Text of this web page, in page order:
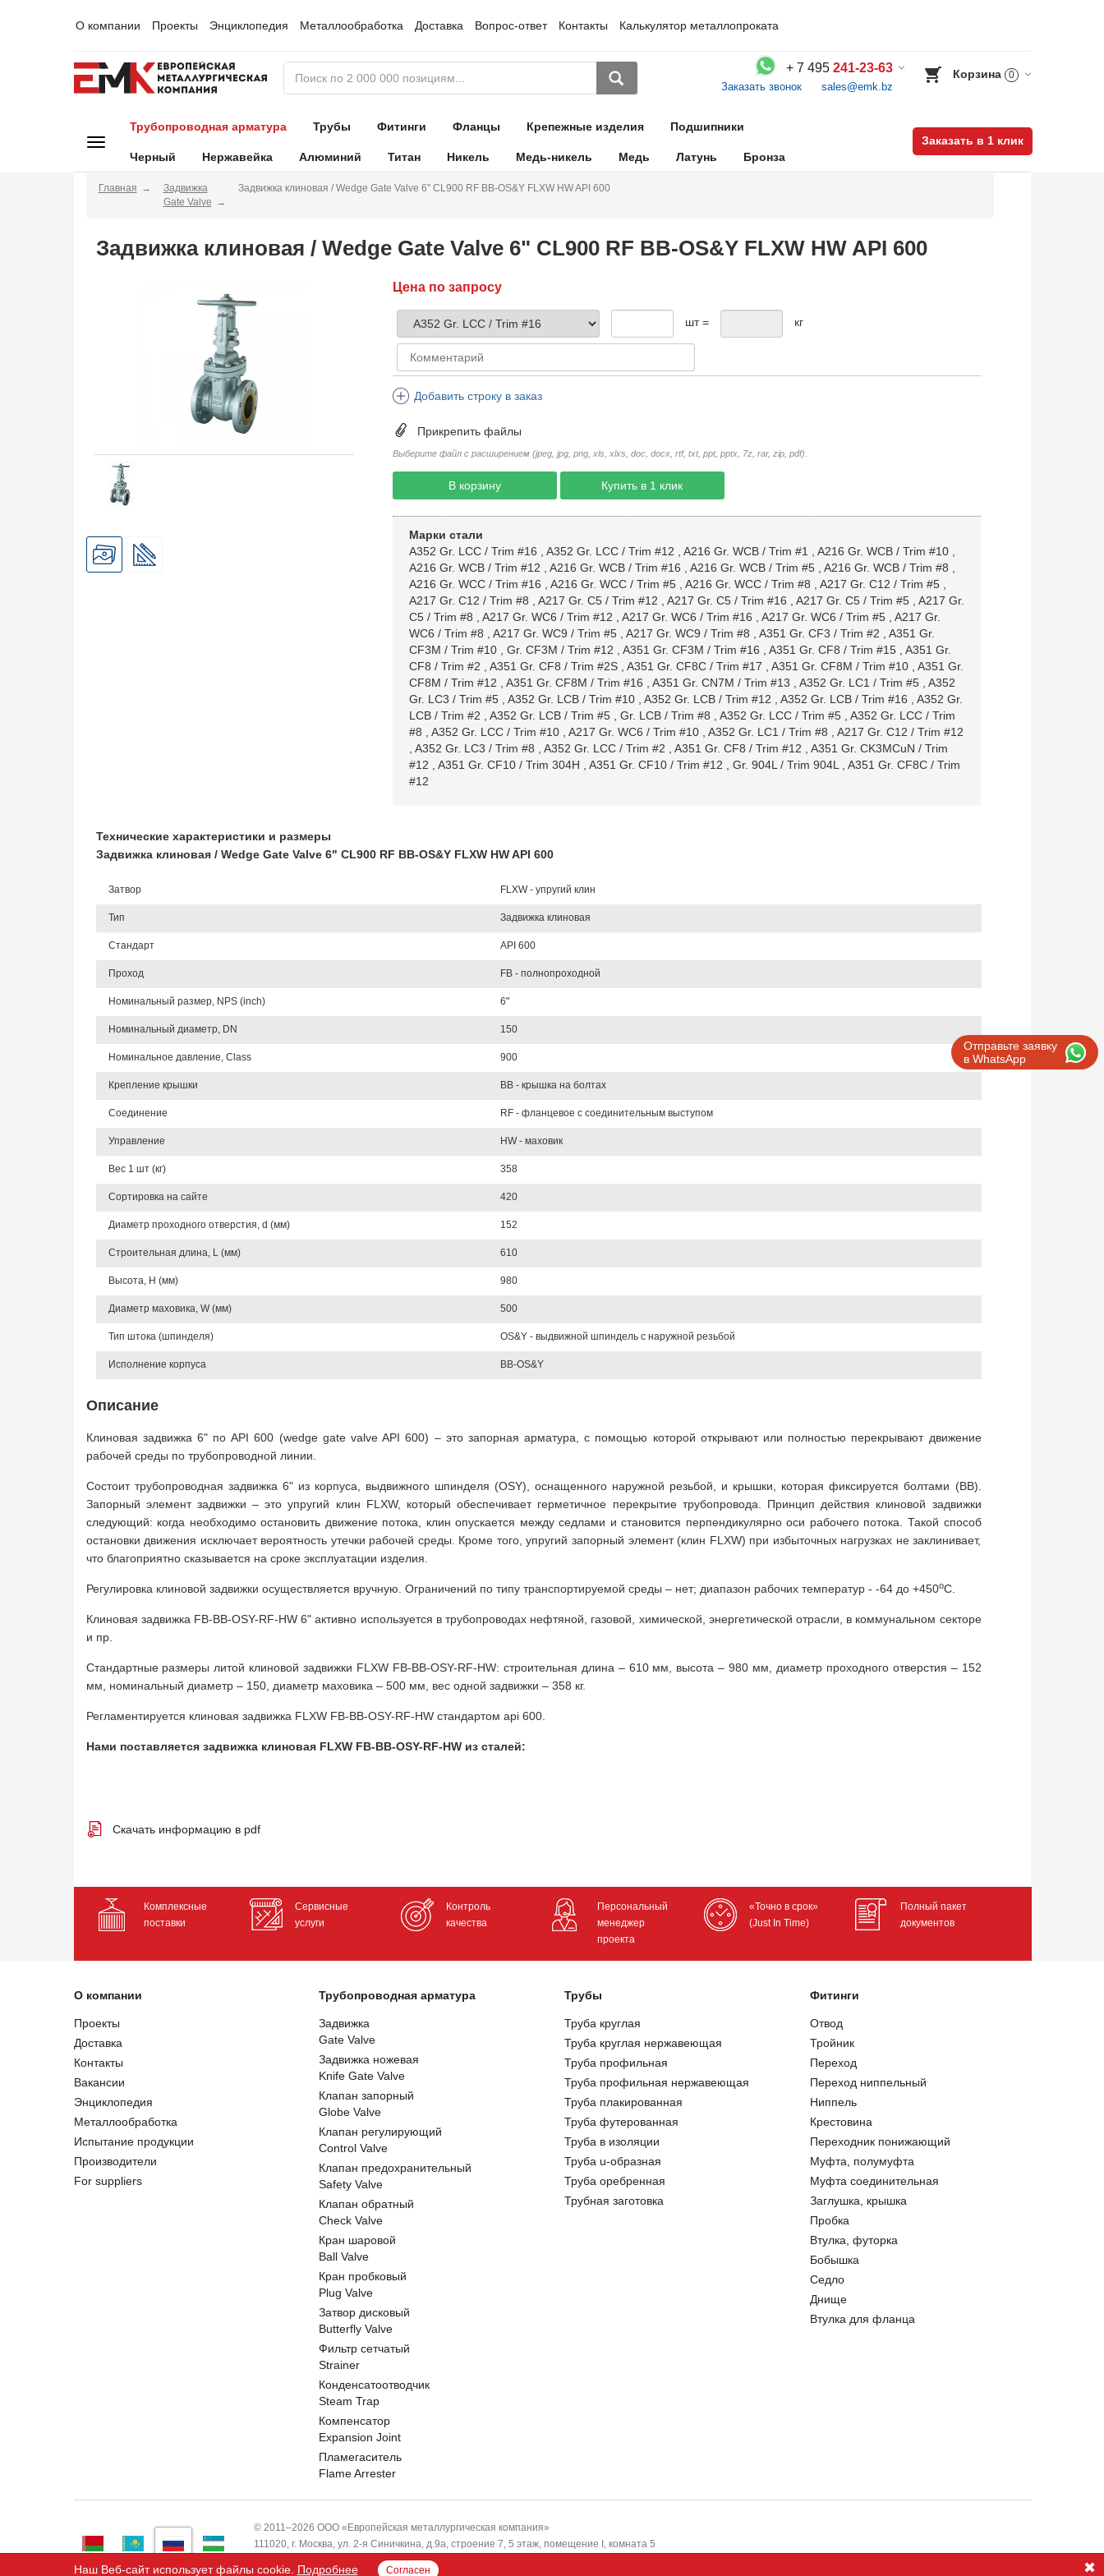
О компании Проекты Энциклопедия Металлообработка Доставка Вопрос-ответ Контакты Калькулятор металлопроката
+ 7 495 241-23-63
Заказать звонок sales@emk.bz
Корзина 0
Трубопроводная арматура Трубы Фитинги Фланцы Крепежные изделия Подшипники
Черный Нержавейка Алюминий Титан Никель Медь-никель Медь Латунь Бронза
Заказать в 1 клик
Отправьте заявку
в WhatsApp
Главная
Задвижка
Gate Valve
Задвижка клиновая / Wedge Gate Valve 6" CL900 RF BB-OS&Y FLXW HW API 600
Задвижка клиновая / Wedge Gate Valve 6" CL900 RF BB-OS&Y FLXW HW API 600
Цена по запросу
шт = кг
Добавить строку в заказ
Прикрепить файлы
Выберите файл с расширением (jpeg, jpg, png, xls, xlxs, doc, docx, rtf, txt, ppt, pptx, 7z, rar, zip, pdf).
В корзину Купить в 1 клик
Марки стали
A352 Gr. LCC / Trim #16
A352 Gr. LCC / Trim #12 A216 Gr. WCB / Trim #1 A216 Gr. WCB / Trim #10,
A216 Gr. WCB / Trim #12
A216 Gr. WCB / Trim #16 A216 Gr. WCB / Trim #5, A216 Gr. WCB / Trim #8
A216 Gr. WCC / Trim #16
A216 Gr. WCC / Trim #5, A216 Gr. WCC / Trim #8 A217 Gr. C12 / Trim #5,
A217 Gr. C12 / Trim #8
A217 Gr. C5 / Trim #12 A217 Gr. C5 / Trim #16 A217 Gr. C5 / Trim #5, A217 Gr.
C5 / Trim #8
A217 Gr. WC6 / Trim #12 A217 Gr. WC6 / Trim #16 A217 Gr. WC6 / Trim #5, A217 Gr.
WC6 / Trim #8
A217 Gr. WC9 / Trim #5, A217 Gr. WC9 / Trim #8 A351 Gr. CF3 / Trim #2
A351 Gr.
CF3M / Trim #10, Gr. CF3M / Trim #12 A351 Gr. CF3M / Trim #16 A351 Gr. CF8 / Trim #15, A351 Gr.
CF8 / Trim #2
A351 Gr. CF8 / Trim #2S, A351 Gr. CF8C / Trim #17 A351 Gr. CF8M / Trim #10, A351 Gr.
CF8M / Trim #12
A351 Gr. CF8M / Trim #16 A351 Gr. CN7M / Trim #13 A352 Gr. LC1 / Trim #5, A352
Gr. LC3 / Trim #5, A352 Gr. LCB / Trim #10, A352 Gr. LCB / Trim #12 A352 Gr. LCB / Trim #16
A352 Gr.
LCB / Trim #2
A352 Gr. LCB / Trim #5, Gr. LCB / Trim #8 A352 Gr. LCC / Trim #5, A352 Gr. LCC / Trim
#8
A352 Gr. LCC / Trim #10, A217 Gr. WC6 / Trim #10, A352 Gr. LC1 / Trim #8
A217 Gr. C12 / Trim #12
A352 Gr. LC3 / Trim #8 A352 Gr. LCC / Trim #2 A351 Gr. CF8 / Trim #12
A351 Gr. CK3MCuN / Trim
#12
A351 Gr. CF10 / Trim 304H A351 Gr. CF10 / Trim #12 Gr. 904L / Trim 904L
A351 Gr. CF8C / Trim
#12
Технические характеристики и размеры
Задвижка клиновая / Wedge Gate Valve 6" CL900 RF BB-OS&Y FLXW HW API 600
Затвор FLXW - упругий клин
Тип Задвижка клиновая
Стандарт API 600
Проход FB - полнопроходной
Номинальный размер, NPS (inch) 6"
Номинальный диаметр, DN 150
Номинальное давление, Class 900
Крепление крышки BB - крышка на болтах
Соединение RF - фланцевое с соединительным выступом
Управление HW - маховик
Вес 1 шт (кг) 358
Сортировка на сайте 420
Диаметр проходного отверстия, d (мм) 152
Строительная длина, L (мм) 610
Высота, Н (мм) 980
Диаметр маховика, W (мм) 500
Тип штока (шпинделя) OS&Y - выдвижной шпиндель с наружной резьбой
Исполнение корпуса BB-OS&Y
Описание
Клиновая задвижка 6" по API 600 (wedge gate valve API 600) – это запорная арматура, с помощью которой открывают или полностью перекрывают движение
рабочей среды по трубопроводной линии.
Состоит трубопроводная задвижка 6" из корпуса, выдвижного шпинделя (OSY), оснащенного наружной резьбой, и крышки, которая фиксируется болтами (BB).
Запорный элемент задвижки – это упругий клин FLXW, который обеспечивает герметичное перекрытие трубопровода. Принцип действия клиновой задвижки
следующий: когда необходимо остановить движение потока, клин опускается между седлами и становится перпендикулярно оси рабочего потока. Такой способ
остановки движения исключает вероятность утечки рабочей среды. Кроме того, упругий запорный элемент (клин FLXW) при избыточных нагрузках не заклинивает,
что благоприятно сказывается на сроке эксплуатации изделия.
Регулировка клиновой задвижки осуществляется вручную. Ограничений по типу транспортируемой среды – нет; диапазон рабочих температур - -64 до +450оС.
Клиновая задвижка FB-BB-OSY-RF-HW 6" активно используется в трубопроводах нефтяной, газовой, химической, энергетической отрасли, в коммунальном секторе
и пр.
Стандартные размеры литой клиновой задвижки FLXW FB-BB-OSY-RF-HW: строительная длина – 610 мм, высота – 980 мм, диаметр проходного отверстия – 152
мм, номинальный диаметр – 150, диаметр маховика – 500 мм, вес одной задвижки – 358 кг.
Регламентируется клиновая задвижка FLXW FB-BB-OSY-RF-HW стандартом api 600.
Нами поставляется задвижка клиновая FLXW FB-BB-OSY-RF-HW из сталей:
Скачать информацию в pdf
Комплексные
поставки
Сервисные
услуги
Контроль
качества
Персональный
менеджер
проекта
«Точно в срок»
(Just In Time)
Полный пакет
документов
О компании
Проекты
Доставка
Контакты
Вакансии
Энциклопедия
Металлообработка
Испытание продукции
Производители
For suppliers
Трубопроводная арматура
Задвижка
Gate Valve
Задвижка ножевая
Knife Gate Valve
Клапан запорный
Globe Valve
Клапан регулирующий
Control Valve
Клапан предохранительный
Safety Valve
Клапан обратный
Check Valve
Кран шаровой
Ball Valve
Кран пробковый
Plug Valve
Затвор дисковый
Butterfly Valve
Фильтр сетчатый
Strainer
Конденсатоотводчик
Steam Trap
Компенсатор
Expansion Joint
Пламегаситель
Flame Arrester
Трубы
Труба круглая
Труба круглая нержавеющая
Труба профильная
Труба профильная нержавеющая
Труба плакированная
Труба футерованная
Труба в изоляции
Труба u-образная
Труба оребренная
Трубная заготовка
Фитинги
Отвод
Тройник
Переход
Переход ниппельный
Ниппель
Крестовина
Переходник понижающий
Муфта, полумуфта
Муфта соединительная
Заглушка, крышка
Пробка
Втулка, футорка
Бобышка
Седло
Днище
Втулка для фланца
© 2011–2026 ООО «Европейская металлургическая компания»
111020, г. Москва, ул. 2-я Синичкина, д.9а, строение 7, 5 этаж, помещение I, комната 5
ИНН 7743820503 ООО "ЕМК"
Наш Веб-сайт использует файлы cookie. Подробнее Согласен